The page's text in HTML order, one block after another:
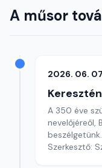
A műsor
2026. 06.
A 350 éve
nevelőjéreől,
beszélgetünk.
Szerkesztő: